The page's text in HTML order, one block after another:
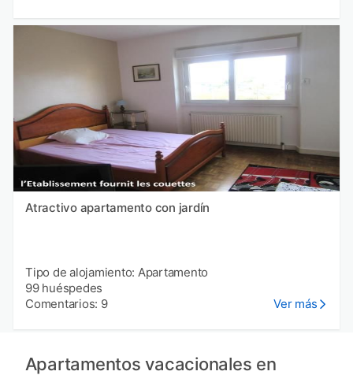
Atractivo apartamento con jardín
Tipo de alojamiento: Apartamento
99 huéspedes
Comentarios: 9
Ver más
Apartamentos vacacionales en